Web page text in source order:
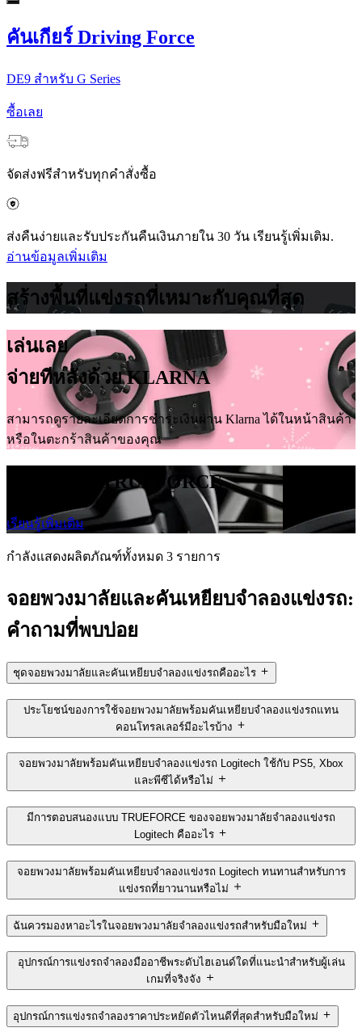
คันเกียร์ Driving Force
DE9 สําหรับ G Series
ซื้อเลย
จัดส่งฟรีสำหรับทุกคำสั่งซื้อ
ส่งคืนง่ายและรับประกันคืนเงินภายใน 30 วัน เรียนรู้เพิ่มเติม.
อ่านข้อมูลเพิ่มเติม
สร้างพื้นที่แข่งรถที่เหมาะกับคุณที่สุด
เล่นเลย
จ่ายทีหลังด้วย KLARNA
สามารถดูรายละเอียดการชำระเงินผ่าน Klarna ได้ในหน้าสินค้า
หรือในตะกร้าสินค้าของคุณ
เทคโนโลยี TRUEFORCE
เรียนรู้เพิ่มเติม
กำลังแสดงผลิตภัณฑ์ทั้งหมด 3 รายการ
จอยพวงมาลัยและคันเหยียบจำลองแข่งรถ:
คำถามที่พบบ่อย
ชุดจอยพวงมาลัยและคันเหยียบจำลองแข่งรถคืออะไร
ประโยชน์ของการใช้จอยพวงมาลัยพร้อมคันเหยียบจำลองแข่งรถแทน
คอนโทรลเลอร์มีอะไรบ้าง
จอยพวงมาลัยพร้อมคันเหยียบจำลองแข่งรถ Logitech ใช้กับ PS5, Xbox
และพีซีได้หรือไม่
มีการตอบสนองแบบ TRUEFORCE ของจอยพวงมาลัยจำลองแข่งรถ
Logitech คืออะไร
จอยพวงมาลัยพร้อมคันเหยียบจำลองแข่งรถ Logitech ทนทานสำหรับการ
แข่งรถที่ยาวนานหรือไม่
ฉันควรมองหาอะไรในจอยพวงมาลัยจำลองแข่งรถสำหรับมือใหม่
อุปกรณ์การแข่งรถจำลองมืออาชีพระดับไฮเอนด์ใดที่แนะนำสำหรับผู้เล่น
เกมที่จริงจัง
อุปกรณ์การแข่งรถจำลองราคาประหยัดตัวไหนดีที่สุดสำหรับมือใหม่